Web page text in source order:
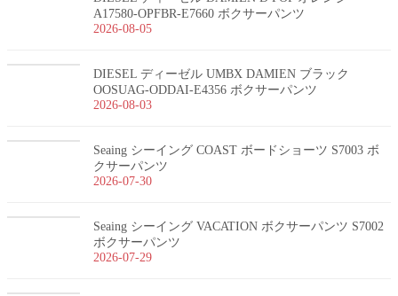
A17580-OPFBR-E7660 ボクサーパンツ
2026-08-05
DIESEL ディーゼル UMBX DAMIEN ブラック
OOSUAG-ODDAI-E4356 ボクサーパンツ
2026-08-03
Seaing シーイング COAST ボードショーツ S7003 ボ
クサーパンツ
2026-07-30
Seaing シーイング VACATION ボクサーパンツ S7002
ボクサーパンツ
2026-07-29